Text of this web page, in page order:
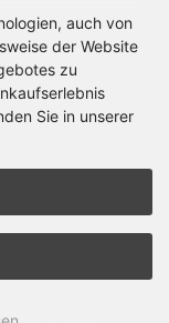
auch von
der Website
zu
Sie in unserer